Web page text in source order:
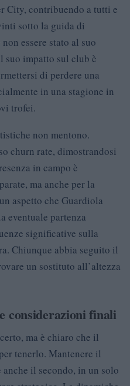
City, contribuendo a tutti e
sotto la guida di
essere stato al suo
impatto sul club è
di perdere una
in una stagione in
trofei.
non mentono.
churn rate, dimostrandosi
in campo è
ma anche per la
aspetto che Guardiola
eventuale partenza
significative sulla
Chiunque abbia seguito il
un sostituto all’altezza
considerazioni finali
ma è chiaro che il
tenerlo. Mantenere il
il secondo, in un solo